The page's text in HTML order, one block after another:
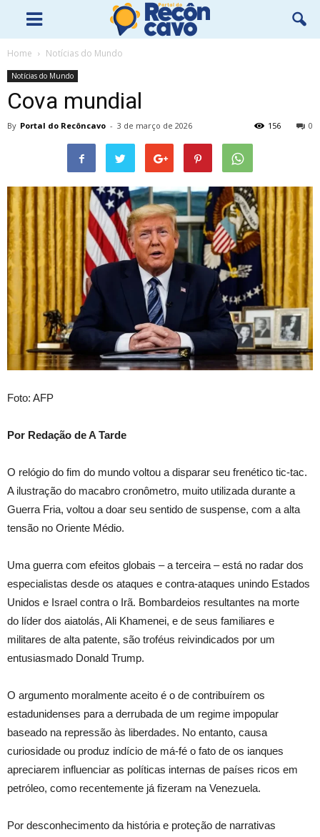
Home Notícias do Mundo
Notícias do Mundo
Cova mundial
By Portal do Recôncavo - 3 de março de 2026 0
156
Foto: AFP
Por Redação de A Tarde
O relógio do fim do mundo voltou a disparar seu frenético tic-tac.
A ilustração do macabro cronômetro, muito utilizada durante a
Guerra Fria, voltou a doar seu sentido de suspense, com a alta
tensão no Oriente Médio.
Uma guerra com efeitos globais – a terceira – está no radar dos
especialistas desde os ataques e contra-ataques unindo Estados
Unidos e Israel contra o Irã. Bombardeios resultantes na morte
do líder dos aiatolás, Ali Khamenei, e de seus familiares e
militares de alta patente, são troféus reivindicados por um
entusiasmado Donald Trump.
O argumento moralmente aceito é o de contribuírem os
estadunidenses para a derrubada de um regime impopular
baseado na repressão às liberdades. No entanto, causa
curiosidade ou produz indício de má-fé o fato de os ianques
apreciarem influenciar as políticas internas de países ricos em
petróleo, como recentemente já fizeram na Venezuela.
Por desconhecimento da história e proteção de narrativas